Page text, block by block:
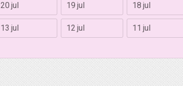
20 jul 19 jul 18 jul
13 jul 12 jul 11 jul